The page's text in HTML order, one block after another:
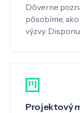
Dôverne
pôsobíme,
výzvy.
Projektový